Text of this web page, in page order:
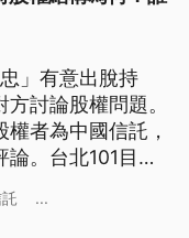
」有意出脫持
討論股權問題。
者為中國信託，
。台北101目前
...